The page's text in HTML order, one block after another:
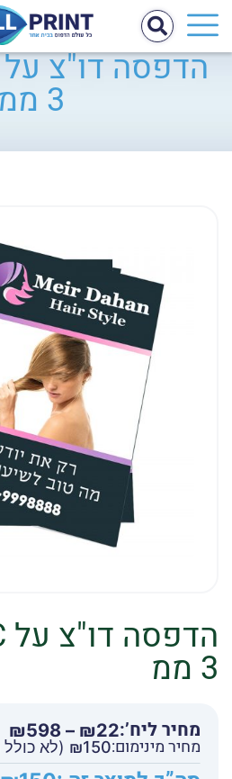
3 ממ
3 ממ
מחיר ליח’: ₪22
–
₪598
מחיר מינימום: ₪150 (לא